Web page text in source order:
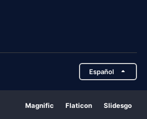
Español
Magnific Flaticon Slidesgo